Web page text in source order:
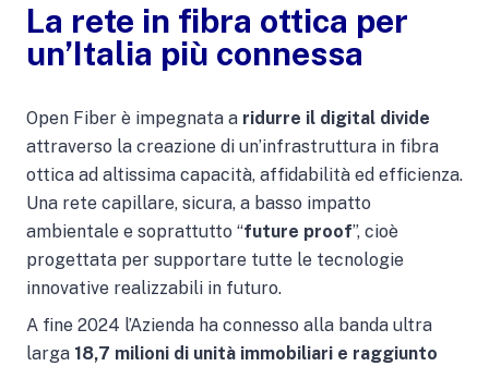
La rete in fibra ottica per
un’Italia più connessa
Open Fiber è impegnata a ridurre il digital divide
attraverso la creazione di un’infrastruttura in fibra
ottica ad altissima capacità, affidabilità ed efficienza.
Una rete capillare, sicura, a basso impatto
ambientale e soprattutto “future proof”, cioè
progettata per supportare tutte le tecnologie
innovative realizzabili in futuro.
A fine 2024 l’Azienda ha connesso alla banda ultra
larga 18,7 milioni di unità immobiliari e raggiunto